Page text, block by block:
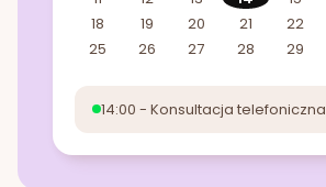
18
19 20 21 22
25
26 27 28 29
14:00 - Konsultacja telefoniczna